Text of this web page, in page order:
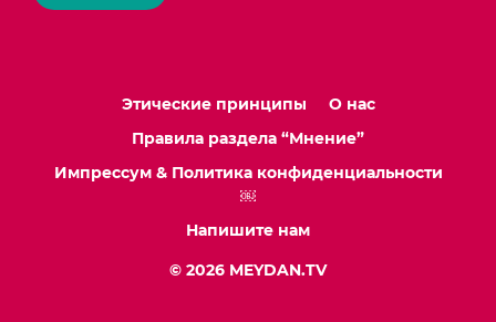
Этические принципы
О нас
Правила раздела “Мнение”
Импрессум & Политика конфиденциальности
￼
Напишите нам
© 2026 MEYDAN.TV